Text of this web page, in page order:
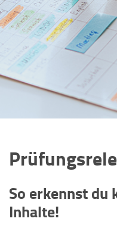
So erkennst du
Inhalte!